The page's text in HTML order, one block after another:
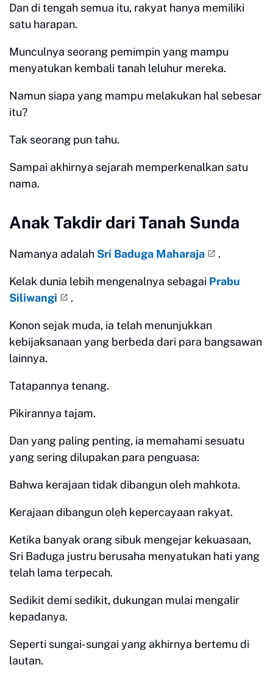
Dan di tengah semua itu, rakyat hanya memiliki
satu harapan.
Munculnya seorang pemimpin yang mampu
menyatukan kembali tanah leluhur mereka.
Namun siapa yang mampu melakukan hal sebesar
itu?
Tak seorang pun tahu.
Sampai akhirnya sejarah memperkenalkan satu
nama.
Anak Takdir dari Tanah Sunda
Namanya adalah Sri Baduga Maharaja .
Kelak dunia lebih mengenalnya sebagai Prabu
Siliwangi
.
Konon sejak muda, ia telah menunjukkan
kebijaksanaan yang berbeda dari para bangsawan
lainnya.
Tatapannya tenang.
Pikirannya tajam.
Dan yang paling penting, ia memahami sesuatu
yang sering dilupakan para penguasa:
Bahwa kerajaan tidak dibangun oleh mahkota.
Kerajaan dibangun oleh kepercayaan rakyat.
Ketika banyak orang sibuk mengejar kekuasaan,
Sri Baduga justru berusaha menyatukan hati yang
telah lama terpecah.
Sedikit demi sedikit, dukungan mulai mengalir
kepadanya.
Seperti sungai-sungai yang akhirnya bertemu di
lautan.